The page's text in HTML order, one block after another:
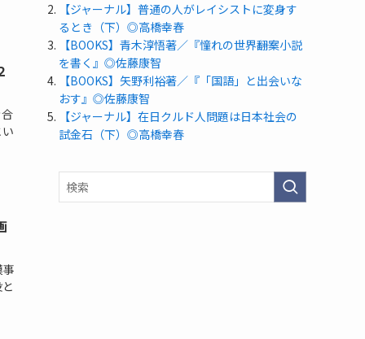
【ジャーナル】普通の人がレイシストに変身す
るとき（下）◎高橋幸春
【BOOKS】青木淳悟著／『憧れの世界――翻案小説
を書く』◎佐藤康智
【BOOKS】矢野利裕著／『「国語」と出会いな
おす』◎佐藤康智
【ジャーナル】在日クルド人問題は日本社会の
試金石（下）◎高橋幸春